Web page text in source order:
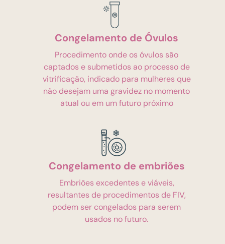
Congelamento de Óvulos
Procedimento onde os óvulos são
captados e submetidos ao processo de
vitrificação, indicado para mulheres que
não desejam uma gravidez no momento
atual ou em um futuro próximo
Congelamento de embriões
Embriões excedentes e viáveis,
resultantes de procedimentos de FIV,
podem ser congelados para serem
usados no futuro.